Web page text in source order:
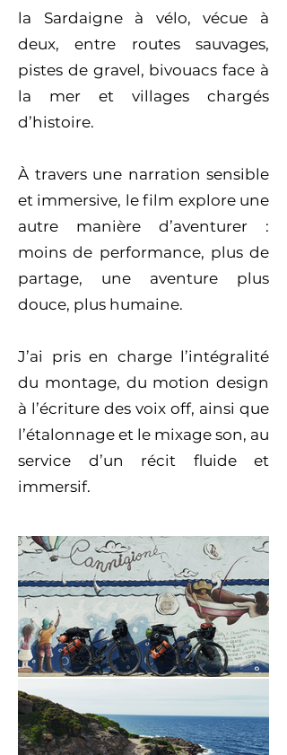
la Sardaigne à vélo, vécue à
deux, entre routes sauvages,
pistes de gravel, bivouacs face à
la mer et villages chargés
d’histoire.
À travers une narration sensible
et immersive, le film explore une
autre manière d’aventurer :
moins de performance, plus de
partage, une aventure plus
douce, plus humaine.
​J’ai pris en charge l’intégralité
du montage, du motion design
à l’écriture des voix off, ainsi que
l’étalonnage et le mixage son, au
service d’un récit fluide et
immersif.​